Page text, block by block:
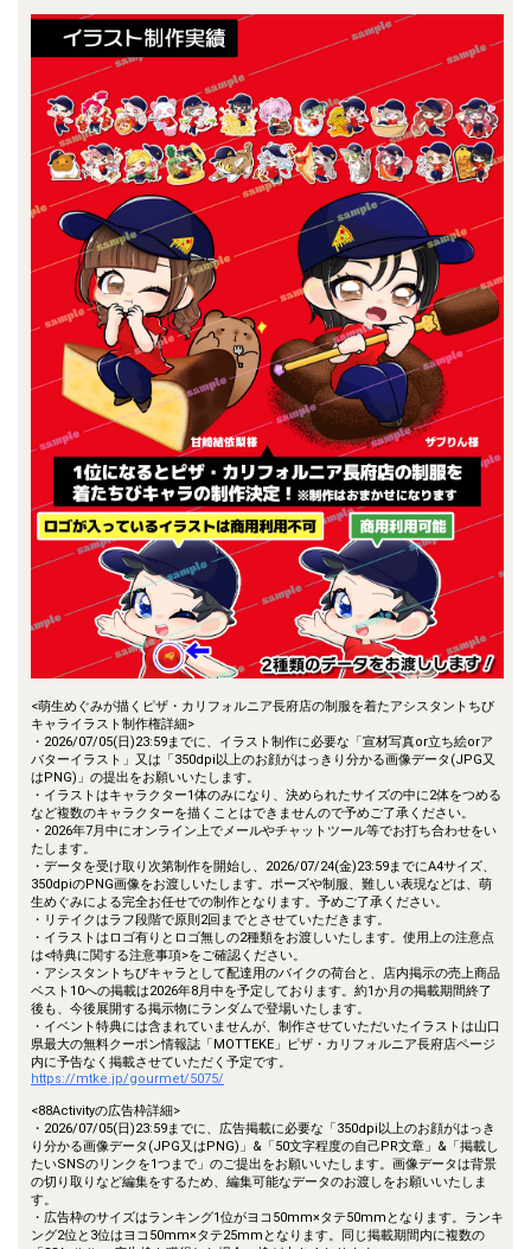
<萌生めぐみが描くピザ・カリフォルニア長府店の制服を着たアシスタントちび
キャライラスト制作権詳細>
・2026/07/05(日)23:59までに、イラスト制作に必要な「宣材写真or立ち絵orア
バターイラスト」又は「350dpi以上のお顔がはっきり分かる画像データ(JPG又
はPNG)」の提出をお願いいたします。
・イラストはキャラクター1体のみになり、決められたサイズの中に2体をつめる
など複数のキャラクターを描くことはできませんので予めご了承ください。
・2026年7月中にオンライン上でメールやチャットツール等でお打ち合わせをい
たします。
・データを受け取り次第制作を開始し、2026/07/24(金)23:59までにA4サイズ、
350dpiのPNG画像をお渡しいたします。ポーズや制服、難しい表現などは、萌
生めぐみによる完全お任せでの制作となります。予めご了承ください。
・リテイクはラフ段階で原則2回までとさせていただきます。
・イラストはロゴ有りとロゴ無しの2種類をお渡しいたします。使用上の注意点
は<特典に関する注意事項>をご確認ください。
・アシスタントちびキャラとして配達用のバイクの荷台と、店内掲示の売上商品
ベスト10への掲載は2026年8月中を予定しております。約1か月の掲載期間終了
後も、今後展開する掲示物にランダムで登場いたします。
・イベント特典には含まれていませんが、制作させていただいたイラストは山口
県最大の無料クーポン情報誌「MOTTEKE」ピザ・カリフォルニア長府店ページ
内に予告なく掲載させていただく予定です。
https://mtke.jp/gourmet/5075/
<88Activityの広告枠詳細>
・2026/07/05(日)23:59までに、広告掲載に必要な「350dpi以上のお顔がはっき
り分かる画像データ(JPG又はPNG)」&「50文字程度の自己PR文章」&「掲載し
たいSNSのリンクを1つまで」のご提出をお願いいたします。画像データは背景
の切り取りなど編集をするため、編集可能なデータのお渡しをお願いいたしま
す。
・広告枠のサイズはランキング1位がヨコ50mm×タテ50mmとなります。ランキ
ング2位と3位はヨコ50mm×タテ25mmとなります。同じ掲載期間内に複数の